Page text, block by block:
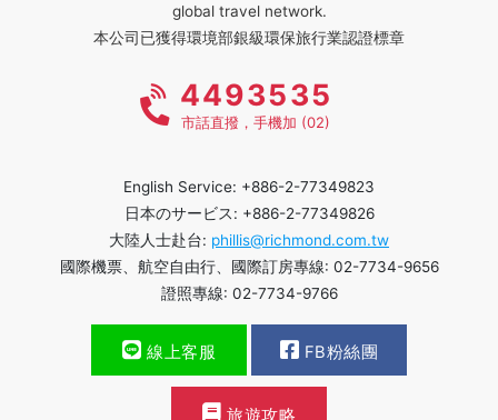
global travel network.
本公司已獲得環境部銀級環保旅行業認證標章
4493535
市話直撥，手機加 (02)
English Service: +886-2-77349823
日本のサービス: +886-2-77349826
大陸人士赴台: phillis@richmond.com.tw
國際機票、航空自由行、國際訂房專線: 02-7734-9656
證照專線: 02-7734-9766
線上客服 FB粉絲團
旅遊攻略